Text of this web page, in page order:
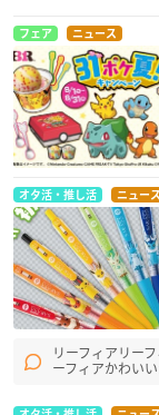
フェア ニュース
オタ活・推し活 ニュース
リーフィアリー
ーフィアかわい